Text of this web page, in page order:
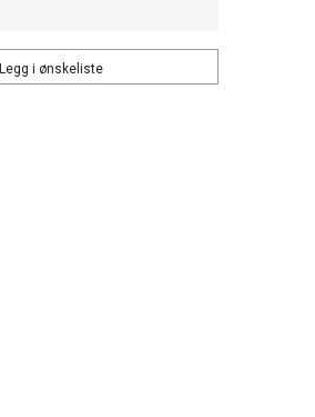
Legg i ønskeliste